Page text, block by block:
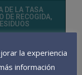
DE LA TASA
DE RECOGIDA,
TASA
la experiencia
información